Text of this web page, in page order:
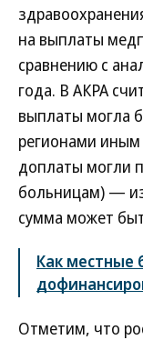
на выплаты
сравнению с
года. В АКРА
выплаты могла
регионами
доплаты могли
больницам) —
сумма может
Как
Отметим, что